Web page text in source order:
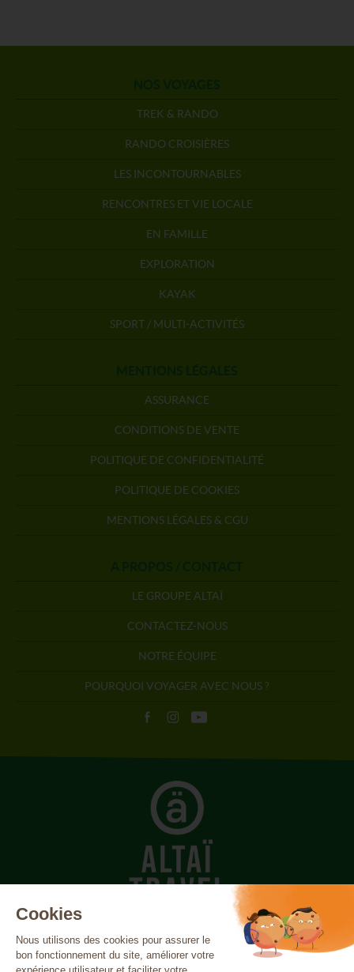
TREK & RANDO
RANDO CROISIÈRES
LES INCONTOURNABLES
RENCONTRES ET VIE LOCALE
EN FAMILLE
EXPLORATION
KAYAK
SPORT / MULTI-ACTIVITÉS
ASSURANCE
CONDITIONS DE VENTE
POLITIQUE DE CONFIDENTIALITÉ
POLITIQUE DE COOKIES
MENTIONS LÉGALES & CGU
LE GROUPE ALTAÏ
CONTACTEZ-NOUS
NOTRE ÉQUIPE
POURQUOI VOYAGER AVEC NOUS ?
Açores Canada Canaries Cap-Vert